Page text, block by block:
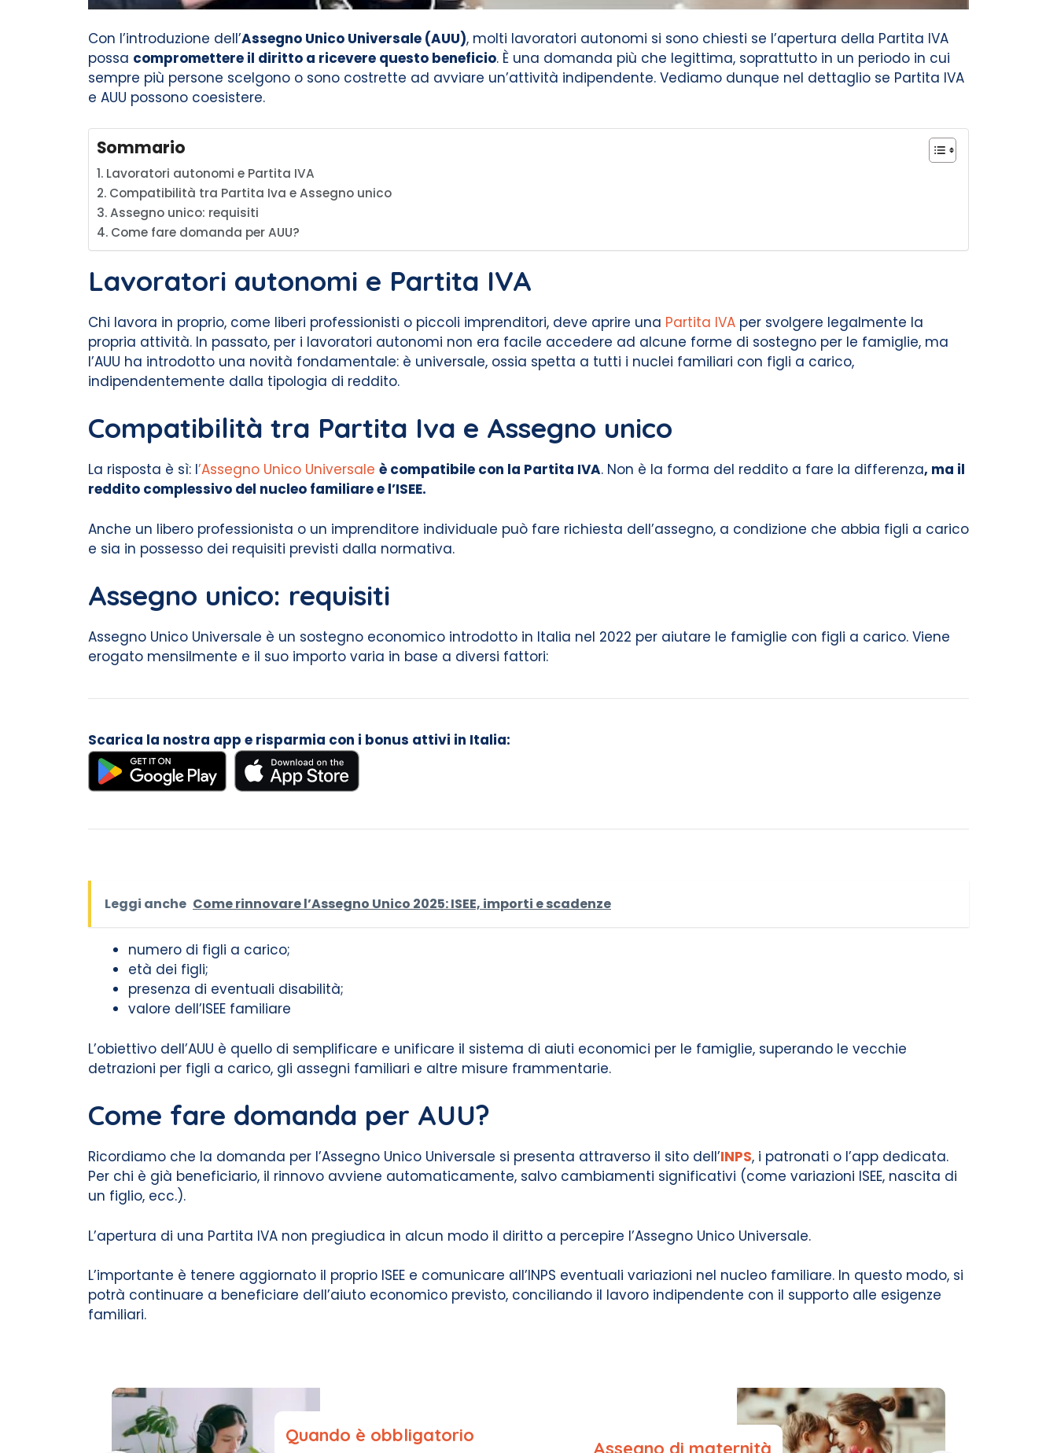
Con l’introduzione dell’Assegno Unico Universale (AUU), molti lavoratori autonomi si sono chiesti se l’apertura della Partita IVA
possa compromettere il diritto a ricevere questo beneficio. È una domanda più che legittima, soprattutto in un periodo in cui
sempre più persone scelgono o sono costrette ad avviare un’attività indipendente. Vediamo dunque nel dettaglio se Partita IVA
e AUU possono coesistere.
Sommario
Lavoratori autonomi e Partita IVA
Compatibilità tra Partita Iva e Assegno unico
Assegno unico: requisiti
Come fare domanda per AUU?
Lavoratori autonomi e Partita IVA
Chi lavora in proprio, come liberi professionisti o piccoli imprenditori, deve aprire una Partita IVA per svolgere legalmente la
propria attività. In passato, per i lavoratori autonomi non era facile accedere ad alcune forme di sostegno per le famiglie, ma
l’AUU ha introdotto una novità fondamentale: è universale, ossia spetta a tutti i nuclei familiari con figli a carico,
indipendentemente dalla tipologia di reddito.
Compatibilità tra Partita Iva e Assegno unico
La risposta è sì: l’Assegno Unico Universale è compatibile con la Partita IVA. Non è la forma del reddito a fare la differenza, ma il
reddito complessivo del nucleo familiare e l’ISEE.
Anche un libero professionista o un imprenditore individuale può fare richiesta dell’assegno, a condizione che abbia figli a carico
e sia in possesso dei requisiti previsti dalla normativa.
Assegno unico: requisiti
Assegno Unico Universale è un sostegno economico introdotto in Italia nel 2022 per aiutare le famiglie con figli a carico. Viene
erogato mensilmente e il suo importo varia in base a diversi fattori:
Scarica la nostra app e risparmia con i bonus attivi in Italia:
Leggi anche Come rinnovare l’Assegno Unico 2025: ISEE, importi e scadenze
numero di figli a carico;
età dei figli;
presenza di eventuali disabilità;
valore dell’ISEE familiare
L’obiettivo dell’AUU è quello di semplificare e unificare il sistema di aiuti economici per le famiglie, superando le vecchie
detrazioni per figli a carico, gli assegni familiari e altre misure frammentarie.
Come fare domanda per AUU?
Ricordiamo che la domanda per l’Assegno Unico Universale si presenta attraverso il sito dell’INPS, i patronati o l’app dedicata.
Per chi è già beneficiario, il rinnovo avviene automaticamente, salvo cambiamenti significativi (come variazioni ISEE, nascita di
un figlio, ecc.).
L’apertura di una Partita IVA non pregiudica in alcun modo il diritto a percepire l’Assegno Unico Universale.
L’importante è tenere aggiornato il proprio ISEE e comunicare all’INPS eventuali variazioni nel nucleo familiare. In questo modo, si
potrà continuare a beneficiare dell’aiuto economico previsto, conciliando il lavoro indipendente con il supporto alle esigenze
familiari.
Quando è obbligatorio
Assegno di maternità